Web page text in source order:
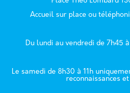
École élémentaire
Accueil sur place ou
Du lundi au vendredi de 7h45
Le samedi de 8h30 à 11h
reconnaissances